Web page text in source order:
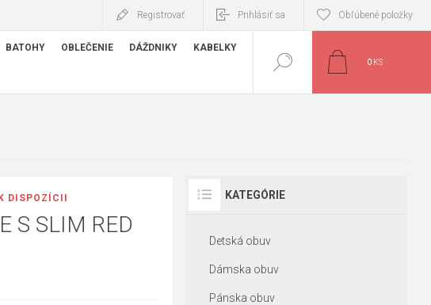
Registrovať Prihlásiť sa Obľúbené položky
BATOHY OBLEČENIE DÁŽDNIKY KABELKY
0 KS
DISPOZÍCII
S SLIM RED
KATEGÓRIE
Detská obuv
Dámska obuv
Pánska obuv